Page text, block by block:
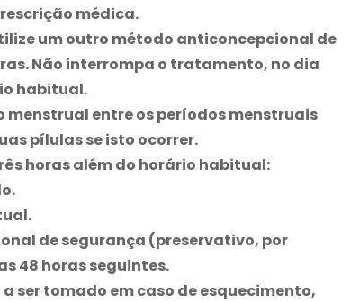
médica.
um outro método anticoncepcional de
Não interrompa o tratamento, no dia
habitual.
entre os períodos menstruais
pílulas se isto ocorrer.
horas além do horário habitual:
de segurança (preservativo, por
48 horas seguintes.
ser tomado em caso de esquecimento,